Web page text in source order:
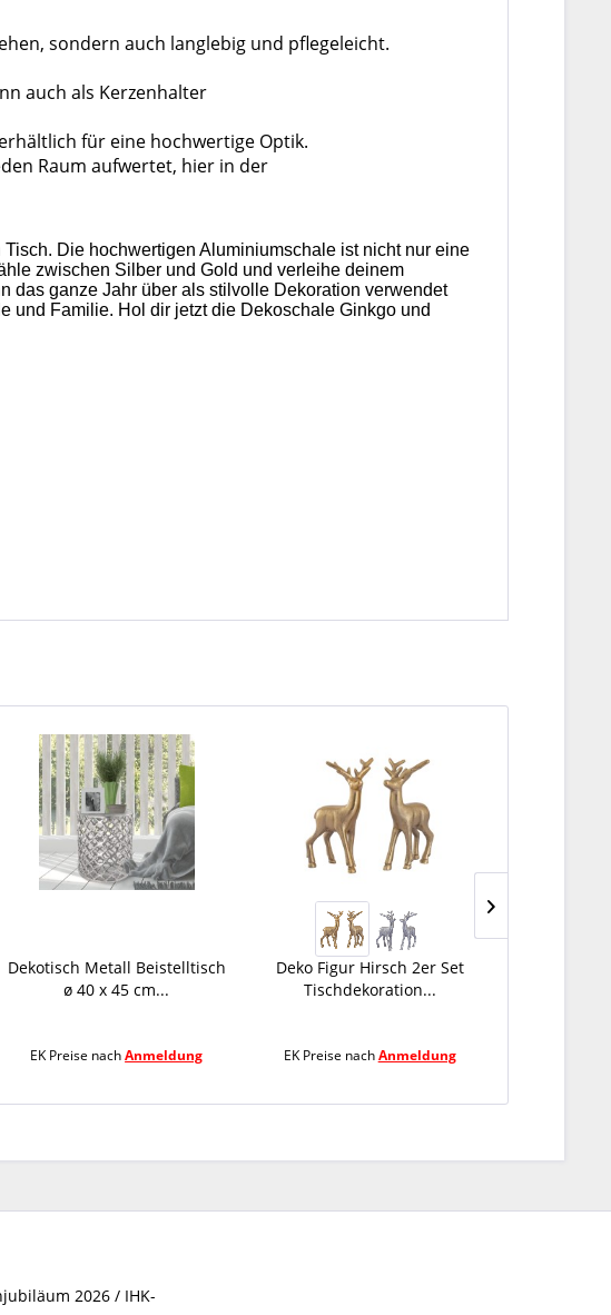
sondern auch langlebig und pflegeleicht.
auch als Kerzenhalter
für eine hochwertige Optik.
Raum aufwertet, hier in der
Die hochwertigen Aluminiumschale ist nicht nur eine
zwischen Silber und Gold und verleihe deinem
das ganze Jahr über als stilvolle Dekoration verwendet
und Familie. Hol dir jetzt die Dekoschale Ginkgo und
Dekotisch Metall Beistelltisch
ø 40 x 45 cm...
EK Preise nachAnmeldung
Deko Figur Hirsch 2er Set
Tischdekoration...
EK Preise nachAnmeldung
2026 / IHK-